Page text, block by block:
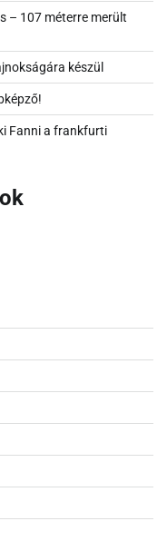
– 107 méterre merült
készül
Fanni a frankfurti